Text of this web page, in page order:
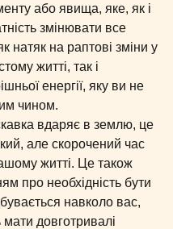
або явища, яке, як і
змінювати все
натяк на раптові зміни у
житті, так і
енергії, яку ви не
чином.
вдаряє в землю, це
але скорочений час
житті. Це також
про необхідність бути
навколо вас,
мати довготривалі